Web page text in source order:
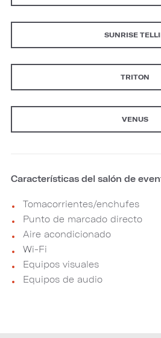
SUNRISE
TRITON
VENUS
Características del salón de
Tomacorrientes/enchufes
Punto de marcado directo
Aire acondicionado
Wi-Fi
Equipos visuales
Equipos de audio